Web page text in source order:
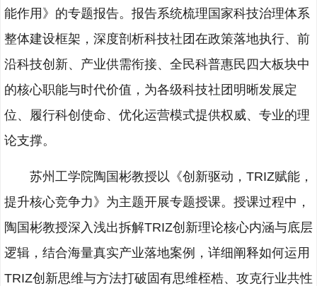
能作用》的专题报告。报告系统梳理国家科技治理体系
整体建设框架，深度剖析科技社团在政策落地执行、前
沿科技创新、产业供需衔接、全民科普惠民四大板块中
的核心职能与时代价值，为各级科技社团明晰发展定
位、履行科创使命、优化运营模式提供权威、专业的理
论支撑。
苏州工学院陶国彬教授以《创新驱动，TRIZ赋能，
提升核心竞争力》为主题开展专题授课。授课过程中，
陶国彬教授深入浅出拆解TRIZ创新理论核心内涵与底层
逻辑，结合海量真实产业落地案例，详细阐释如何运用
TRIZ创新思维与方法打破固有思维桎梏、攻克行业共性